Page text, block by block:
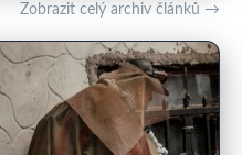
Zobrazit celý archiv článků →